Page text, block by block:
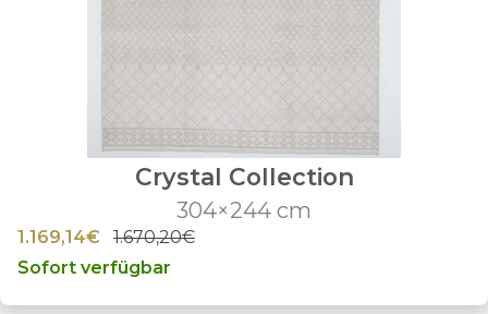
Crystal Collection
304×244 cm
1.169,14€
1.670,20€
Sofort verfügbar